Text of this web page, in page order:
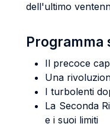
dell'ultimo
Programma
Il precoce
Una
I turbolenti
La Seconda
e i suoi limiti